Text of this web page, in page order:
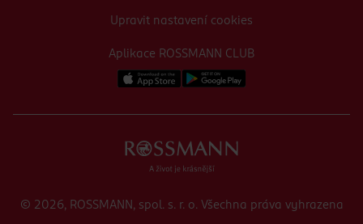
Aplikace ROSSMANN CLUB
Upravit nastavení cookies
© 2026, ROSSMANN, spol. s. r. o. Všechna práva vyhrazena